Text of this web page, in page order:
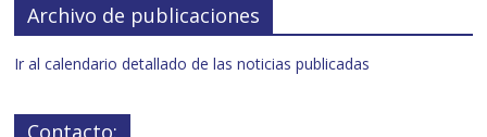
Archivo de publicaciones
Ir al calendario detallado de las noticias publicadas
Contacto: